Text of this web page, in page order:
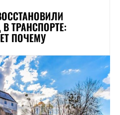
ТРАНСПОРТЕ:
ПОЧЕМУ